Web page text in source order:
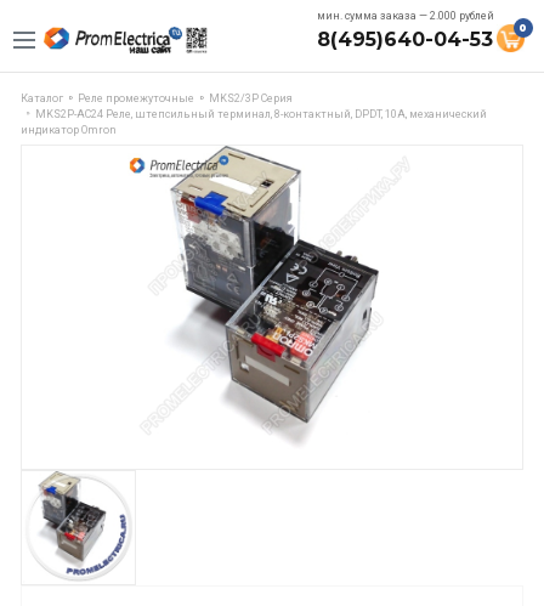
мин. сумма заказа — 2.000 рублей
8(495)640-04-53 0
Каталог Реле промежуточные
MKS2/3P Серия
MKS2P-AC24 Реле, штепсильный терминал, 8-контактный, DPDT, 10A, механический
индикатор Omron